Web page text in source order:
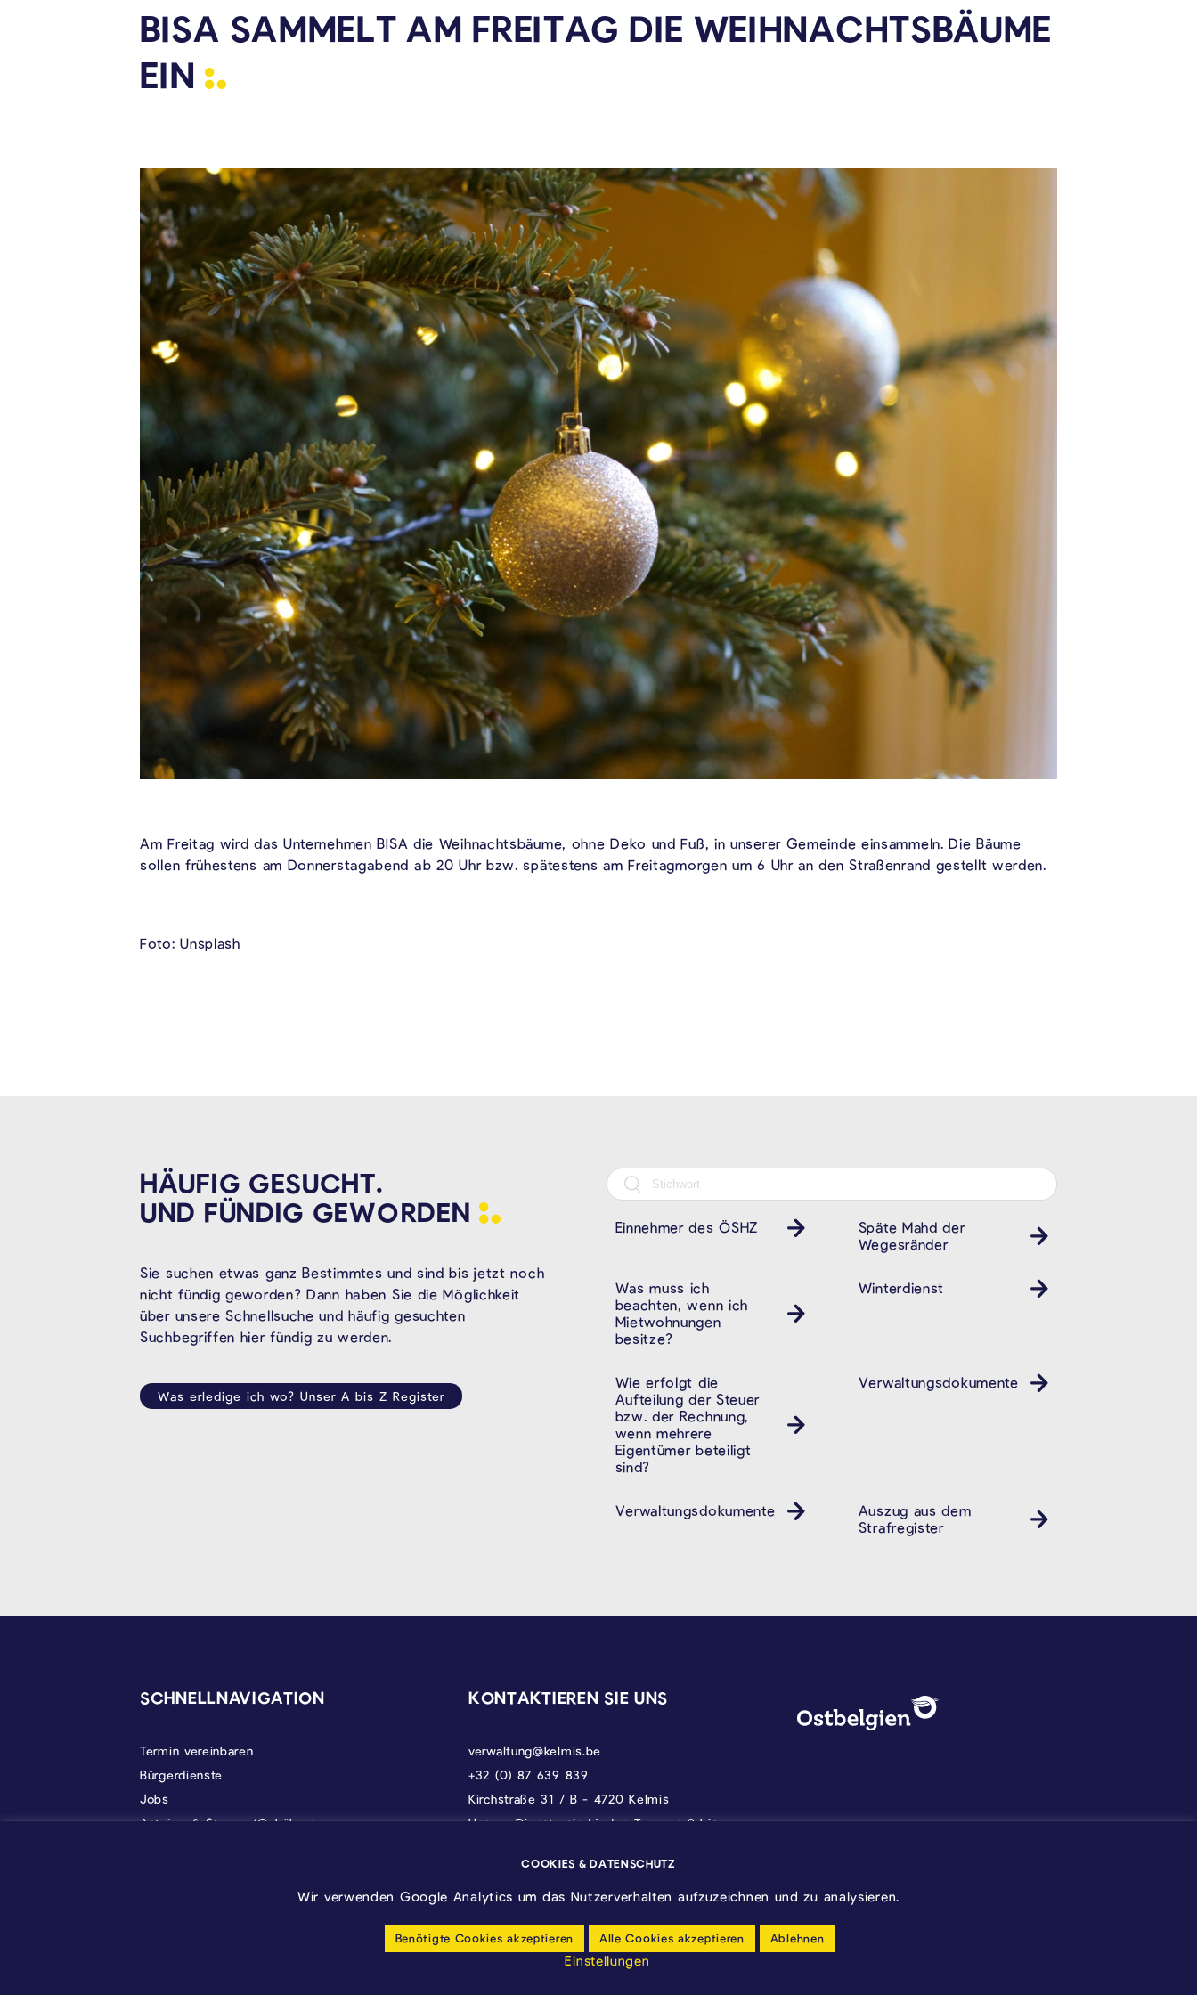
BISA SAMMELT AM FREITAG DIE WEIHNACHTSBÄUME
EIN
Am Freitag wird das Unternehmen BISA die Weihnachtsbäume, ohne Deko und Fuß, in unserer Gemeinde einsammeln. Die Bäume
sollen frühestens am Donnerstagabend ab 20 Uhr bzw. spätestens am Freitagmorgen um 6 Uhr an den Straßenrand gestellt werden.
Foto: Unsplash
HÄUFIG GESUCHT.
UND FÜNDIG GEWORDEN
Sie suchen etwas ganz Bestimmtes und sind bis jetzt noch
nicht fündig geworden? Dann haben Sie die Möglichkeit
über unsere Schnellsuche und häufig gesuchten
Suchbegriffen hier fündig zu werden.
Was erledige ich wo? Unser A bis Z Register
Einnehmer des ÖSHZ
Späte Mahd der
Wegesränder
Was muss ich
beachten, wenn ich
Mietwohnungen
besitze?
Winterdienst
Wie erfolgt die
Aufteilung der Steuer
bzw. der Rechnung,
wenn mehrere
Eigentümer beteiligt
sind?
Verwaltungsdokumente
Verwaltungsdokumente
Auszug aus dem
Strafregister
SCHNELLNAVIGATION
Termin vereinbaren
Bürgerdienste
Jobs
Anträge & Steuern/Gebühren
KONTAKTIEREN SIE UNS
verwaltung@kelmis.be
+32 (0) 87 639 839
Kirchstraße 31 / B - 4720 Kelmis
Unsere Dienste sind jeden Tag von 9 bis
DATENSCHUTZ, IMPRESSUM
Wappen - Kelmis| La Calamine
©2026 Gemeinde Kelmis
COOKIES & DATENSCHUTZ
Wir verwenden Google Analytics um das Nutzerverhalten aufzuzeichnen und zu analysieren.
Benötigte Cookies akzeptieren Alle Cookies akzeptieren Ablehnen
Einstellungen